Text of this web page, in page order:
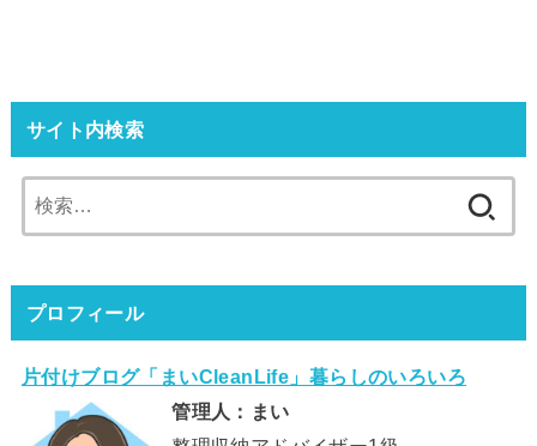
サイト内検索
索:
プロフィール
片付けブログ「まいCleanLife」暮らしのいろいろ
管理人：まい